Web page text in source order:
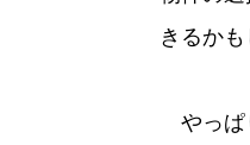
きるかも
やっぱ